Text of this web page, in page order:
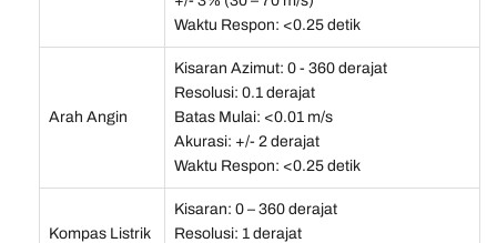
Waktu Respon: <0.25 detik
Arah Angin
Kisaran Azimut: 0 - 360 derajat
Resolusi: 0.1 derajat
Batas Mulai: <0.01 m/s
Akurasi: +/- 2 derajat
Waktu Respon: <0.25 detik
Kompas Listrik
Kisaran: 0 – 360 derajat
Resolusi: 1 derajat